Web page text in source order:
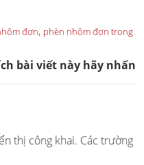
đơn, phèn nhôm đơn trong
bài viết này hãy nhấn
thị công khai. Các trường